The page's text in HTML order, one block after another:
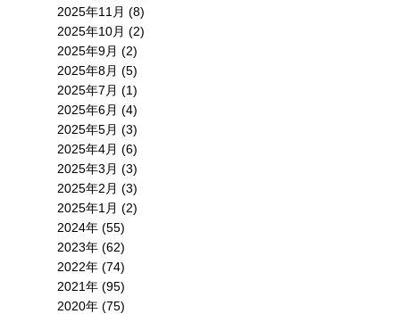
2025年11月 (8)
2025年10月 (2)
2025年9月 (2)
2025年8月 (5)
2025年7月 (1)
2025年6月 (4)
2025年5月 (3)
2025年4月 (6)
2025年3月 (3)
2025年2月 (3)
2025年1月 (2)
2024年 (55)
2023年 (62)
2022年 (74)
2021年 (95)
2020年 (75)